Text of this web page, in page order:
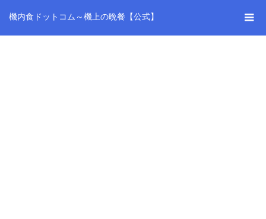
機内食ドットコム～機上の晩餐【公式】